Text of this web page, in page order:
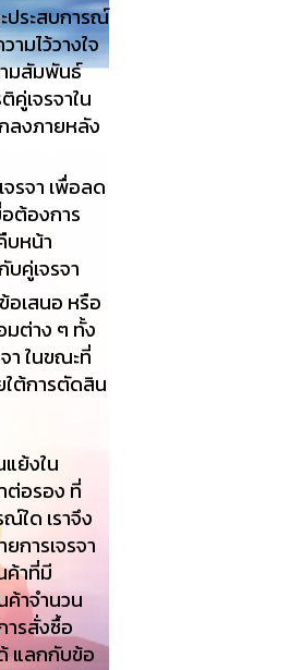
ประสบการณ์
มไว้วางใจ
ามสัมพันธ์
คู่เจรจาใน
ลงภายหลัง
จรจา เพื่อลด
อต้องการ
บหน้า
บคู่เจรจา
เสนอ หรือ
มต่าง ๆ ทั้ง
า ในขณะที่
ใต้การตัดสิน
ย้งใน
ต่อรอง ที่
ใด เราจึง
การเจรจา
ค้าที่มี
าจำนวน
ารสั่งซื้อ
แลกกับข้อ